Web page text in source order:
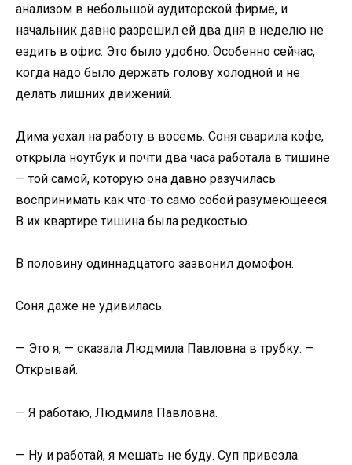
анализом в небольшой аудиторской фирме, и
начальник давно разрешил ей два дня в неделю не
ездить в офис. Это было удобно. Особенно сейчас,
когда надо было держать голову холодной и не
делать лишних движений.
Дима уехал на работу в восемь. Соня сварила кофе,
открыла ноутбук и почти два часа работала в тишине
— той самой, которую она давно разучилась
воспринимать как что-то само собой разумеющееся.
В их квартире тишина была редкостью.
В половину одиннадцатого зазвонил домофон.
Соня даже не удивилась.
— Это я, — сказала Людмила Павловна в трубку. —
Открывай.
— Я работаю, Людмила Павловна.
— Ну и работай, я мешать не буду. Суп привезла.